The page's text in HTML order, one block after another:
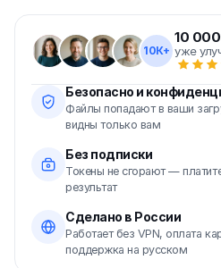
10К+
10
уже
Безопасно и
Файлы попадают в ваши
видны только вам
Без подписки
Токены не сгорают —
результат
Сделано в России
Работает без VPN, оплата
поддержка на русском